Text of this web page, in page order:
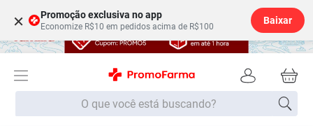
× Promoção exclusiva no app
Economize R$10 em pedidos acima de R$100
Baixar
O que você está buscando?